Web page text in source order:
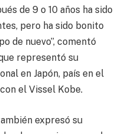
de 9 o 10 años ha sido
pero ha sido bonito
de nuevo”, comentó
representó su
en Japón, país en el
el Vissel Kobe.
expresó su